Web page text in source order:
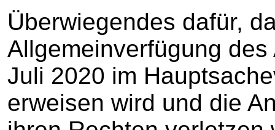
Überwiegendes dafür,
Allgemeinverfügung
Juli 2020 im
erweisen wird und die